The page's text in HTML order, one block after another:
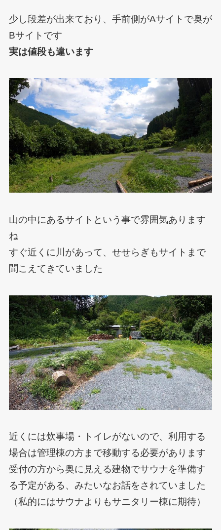
少し段差が出来ており、手前側がAサイトで奥が
Bサイトです
実は値段も違います
山の中にあるサイトという事で雰囲気あります
ね
すぐ近くに川があって、せせらぎもサイトまで
聞こえてきていました
近くには炊事場・トイレがないので、利用する
場合は管理棟の方まで移動する必要があります
受付の方から奥に見える建物でサウナを準備す
る予定がある、みたいなお話をされていました
（私的にはサウナよりもサニタリー棟に期待）